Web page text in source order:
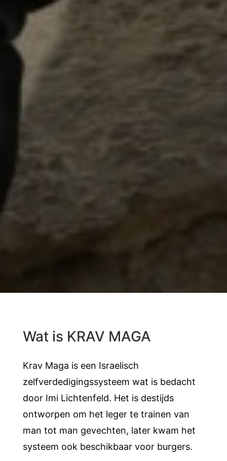
Wat is KRAV MAGA
Krav Maga is een Israelisch
zelfverdedigingssysteem wat is bedacht
door Imi Lichtenfeld. Het is destijds
ontworpen om het leger te trainen van
man tot man gevechten, later kwam het
systeem ook beschikbaar voor burgers.